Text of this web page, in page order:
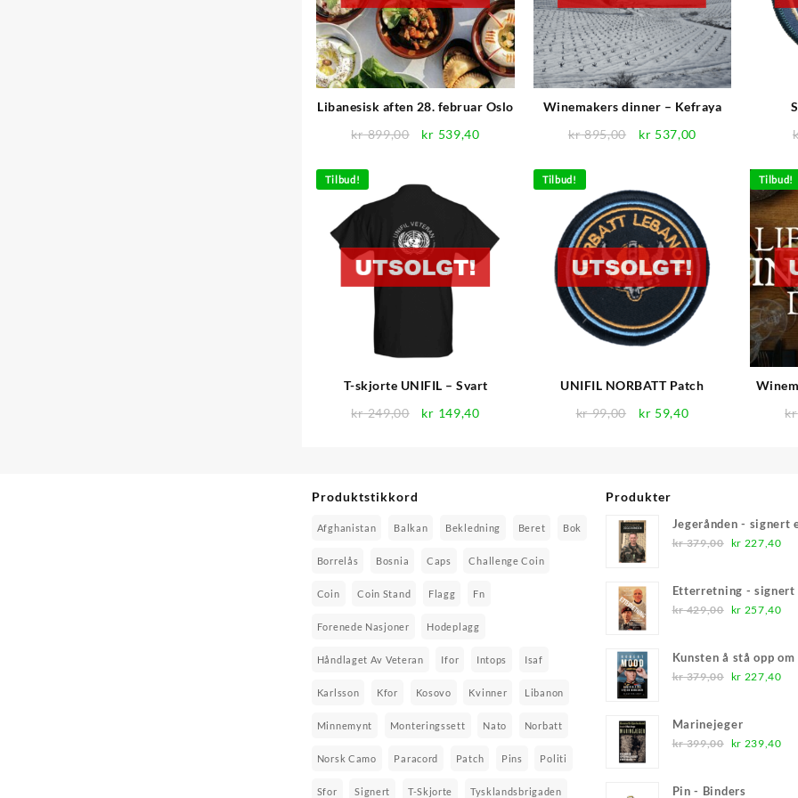
Libanesisk aften 28. februar Oslo
kr899,00
Opprinnelig
kr 899,00.
kr 539,40Nåværende
kr 539,40.
Winemakers dinner – Kefraya
kr895,00
Opprinnelig
kr 895,00.
kr 537,00
kr 537,00.
Tilbud!
T-skjorte UNIFIL – Svart
kr249,00
Opprinnelig
kr 149,40Nåværende
Tilbud!
UNIFIL NORBATT Patch
kr99,00
Opprinnelig
kr 59,40Nåværende
Tilbud!
kr
Produktstikkord
Afghanistan Balkan Bekledning Beret Bok
Borrelås Bosnia Caps Challenge Coin
Coin Coin Stand Flagg Fn
Forenede Nasjoner Hodeplagg
Håndlaget Av Veteran Ifor Intops Isaf
Karlsson Kfor Kosovo Kvinner Libanon
Minnemynt Monteringssett Nato Norbatt
Norsk Camo Paracord Patch Pins Politi
Sfor Signert T-Skjorte Tysklandsbrigaden
Produkter
Jegerånden - signert
kr379,00 Opprinnelig
kr 379,00.
kr 227,40
kr
Etterretning - signert
kr429,00 Opprinnelig
kr 429,00.
kr 257,40
kr
Kunsten å stå opp om
kr379,00 Opprinnelig
kr 379,00.
kr 227,40
Marinejeger
kr399,00 Opprinnelig
kr 239,40
Pin - Binders